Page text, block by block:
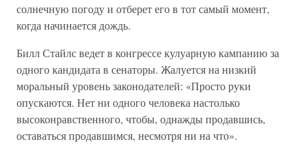
солнечную погоду и отберет его в тот самый момент,
когда начинается дождь.
Билл Стайлс ведет в конгрессе кулуарную кампанию за
одного кандидата в сенаторы. Жалуется на низкий
моральный уровень законодателей: «Просто руки
опускаются. Нет ни одного человека настолько
высоконравственного, чтобы, однажды продавшись,
оставаться продавшимся, несмотря ни на что».